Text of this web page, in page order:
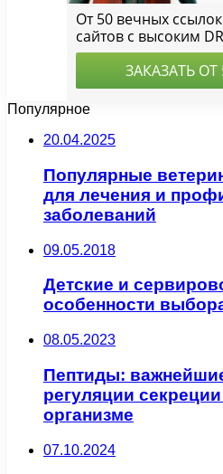
Популярное
20.04.2025
Популярные
для лечения и
заболеваний
09.05.2018
Детские и
особенности
08.05.2023
Пептиды:
регуляции
организме
07.10.2024